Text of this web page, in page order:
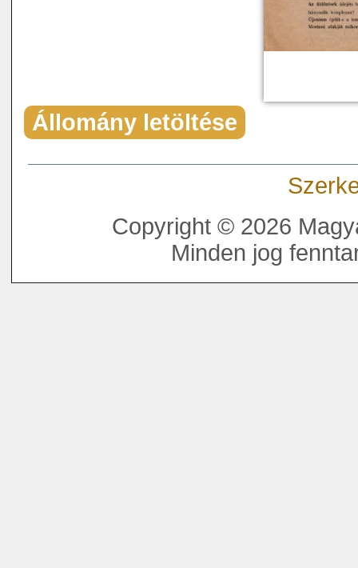
Állomány letöltése
Copyright © 2026
Minden jog